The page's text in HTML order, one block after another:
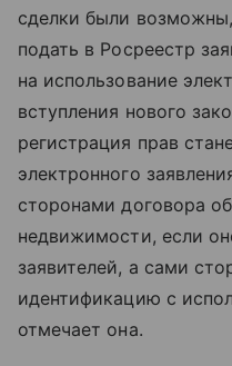
сделки были
подать в Росреестр
на использование
вступления нового
регистрация прав
электронного
сторонами договора
недвижимости, если
заявителей, а сами
идентификацию с
отмечает она.